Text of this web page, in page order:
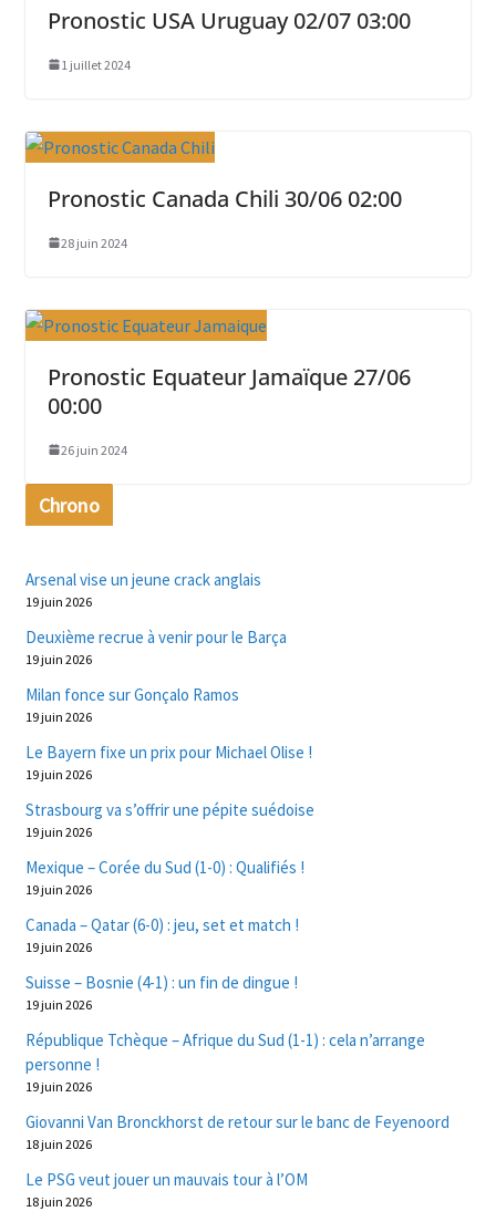
Pronostic USA Uruguay 02/07 03:00
1 juillet 2024
Pronostic Canada Chili 30/06 02:00
28 juin 2024
Pronostic Equateur Jamaïque 27/06
00:00
26 juin 2024
Chrono
Arsenal vise un jeune crack anglais
19 juin 2026
Deuxième recrue à venir pour le Barça
19 juin 2026
Milan fonce sur Gonçalo Ramos
19 juin 2026
Le Bayern fixe un prix pour Michael Olise !
19 juin 2026
Strasbourg va s’offrir une pépite suédoise
19 juin 2026
Mexique – Corée du Sud (1-0) : Qualifiés !
19 juin 2026
Canada – Qatar (6-0) : jeu, set et match !
19 juin 2026
Suisse – Bosnie (4-1) : un fin de dingue !
19 juin 2026
République Tchèque – Afrique du Sud (1-1) : cela n’arrange
personne !
19 juin 2026
Giovanni Van Bronckhorst de retour sur le banc de Feyenoord
18 juin 2026
Le PSG veut jouer un mauvais tour à l’OM
18 juin 2026